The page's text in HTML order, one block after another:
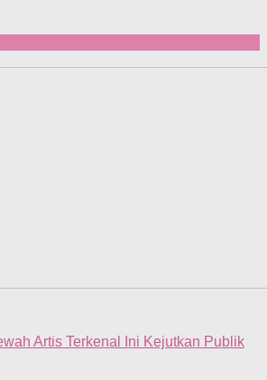
Artis Terkenal Ini Kejutkan Publik